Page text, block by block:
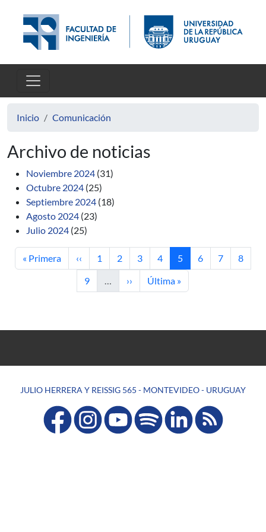
Inicio Comunicación
Archivo de noticias
Noviembre 2024 (31)
Octubre 2024 (25)
Septiembre 2024 (18)
Agosto 2024 (23)
Julio 2024 (25)
Primera página
« Primera Página anterior
‹‹ Página
1 Página
2 Página
3 Página
4 Página actual
5 Página
6 Página
7 Página
8
Página
9 … Siguiente página
›› Última página
Última »
JULIO HERRERA Y REISSIG 565 - MONTEVIDEO - URUGUAY